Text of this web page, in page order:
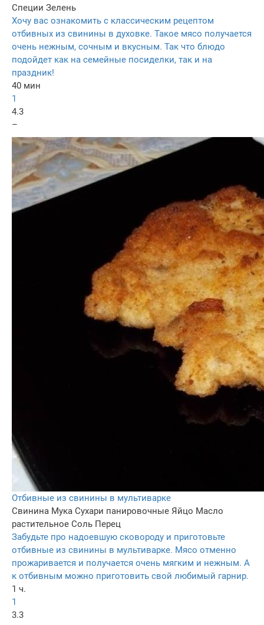
Специи Зелень
Хочу вас ознакомить с классическим рецептом
отбивных из свинины в духовке. Такое мясо получается
очень нежным, сочным и вкусным. Так что блюдо
подойдет как на семейные посиделки, так и на
праздник!
40 мин
1
4.3
–
Отбивные из свинины в мультиварке
Свинина Мука Сухари панировочные Яйцо Масло
растительное Соль Перец
Забудьте про надоевшую сковороду и приготовьте
отбивные из свинины в мультиварке. Мясо отменно
прожаривается и получается очень мягким и нежным. А
к отбивным можно приготовить свой любимый гарнир.
1 ч.
1
3.3